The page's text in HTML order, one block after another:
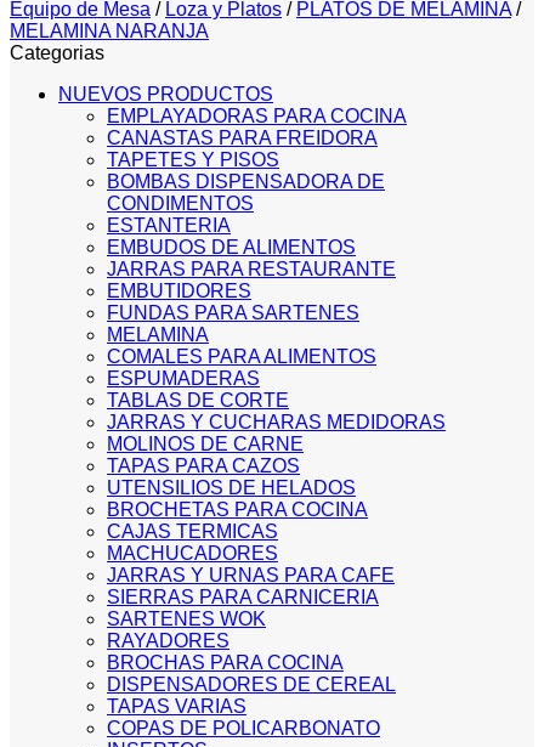
Equipo de Mesa / Loza y Platos / PLATOS DE MELAMINA /
MELAMINA NARANJA
Categorias
NUEVOS PRODUCTOS
EMPLAYADORAS PARA COCINA
CANASTAS PARA FREIDORA
TAPETES Y PISOS
BOMBAS DISPENSADORA DE
CONDIMENTOS
ESTANTERIA
EMBUDOS DE ALIMENTOS
JARRAS PARA RESTAURANTE
EMBUTIDORES
FUNDAS PARA SARTENES
MELAMINA
COMALES PARA ALIMENTOS
ESPUMADERAS
TABLAS DE CORTE
JARRAS Y CUCHARAS MEDIDORAS
MOLINOS DE CARNE
TAPAS PARA CAZOS
UTENSILIOS DE HELADOS
BROCHETAS PARA COCINA
CAJAS TERMICAS
MACHUCADORES
JARRAS Y URNAS PARA CAFE
SIERRAS PARA CARNICERIA
SARTENES WOK
RAYADORES
BROCHAS PARA COCINA
DISPENSADORES DE CEREAL
TAPAS VARIAS
COPAS DE POLICARBONATO